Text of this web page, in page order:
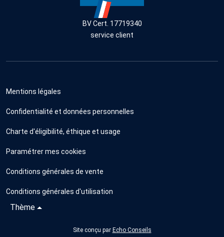
BV Cert. 17719340
service client
Mentions légales
Confidentialité et données personnelles
Charte d'éligibilité, éthique et usage
Paramétrer mes cookies
Conditions générales de vente
Conditions générales d'utilisation
Thème
Site conçu par Echo Conseils